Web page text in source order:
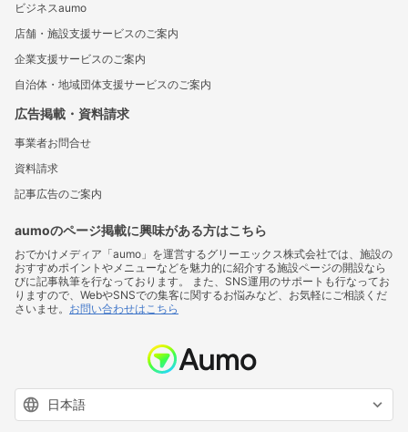
ビジネスaumo
店舗・施設支援サービスのご案内
企業支援サービスのご案内
自治体・地域団体支援サービスのご案内
広告掲載・資料請求
事業者お問合せ
資料請求
記事広告のご案内
aumoのページ掲載に興味がある方はこちら
おでかけメディア「aumo」を運営するグリーエックス株式会社では、施設の
おすすめポイントやメニューなどを魅力的に紹介する施設ページの開設なら
びに記事執筆を行なっております。 また、SNS運用のサポートも行なってお
りますので、WebやSNSでの集客に関するお悩みなど、お気軽にご相談くだ
さいませ。 お問い合わせはこちら